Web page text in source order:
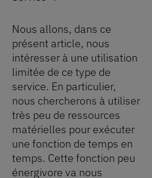
Nous allons, dans ce
présent article, nous
intéresser à une utilisation
limitée de ce type de
service. En particulier,
nous chercherons à utiliser
très peu de ressources
matérielles pour exécuter
une fonction de temps en
temps. Cette fonction peu
énergivore va nous